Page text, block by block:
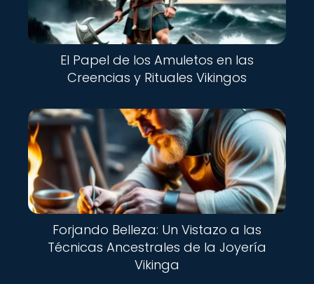
El Papel de los Amuletos en las
Creencias y Rituales Vikingos
Forjando Belleza: Un Vistazo a las
Técnicas Ancestrales de la Joyería
Vikinga